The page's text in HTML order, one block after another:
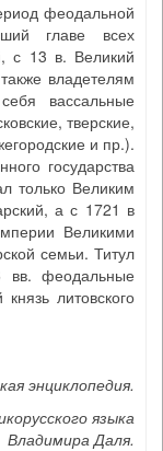
феодальной
главе всех
с 13 в. Великий
владетелям
вассальные
тверские,
и пр.).
государства
только Великим
а с 1721 в
Великими
семьи. Титул
вв. феодальные
литовского
энциклопедия.
языка
Владимира Даля.